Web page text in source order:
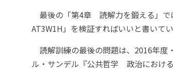
最後の「第4章 読解力を鍛える」で
AT3W1H」を検証すればいいと書いてい
読解訓練の最後の問題は、2016年度
ル・サンデル『公共哲学 政治におけ